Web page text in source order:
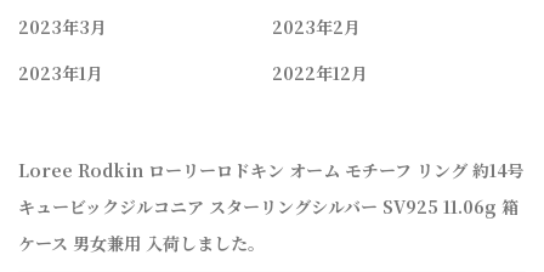
2023年3月
2023年2月
2023年1月
2022年12月
Loree Rodkin ローリーロドキン オーム モチーフ リング 約14号
キュービックジルコニア スターリングシルバー SV925 11.06g 箱
ケース 男女兼用 入荷しました。